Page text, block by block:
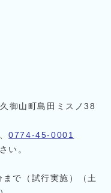
御山町島田ミスノ38
、0774-45-0001
い。
で（試行実施）（土